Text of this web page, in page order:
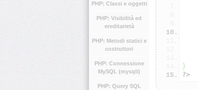
PHP: Classi e oggetti
PHP: Visibilità ed
ereditarietà
PHP: Metodi statici e
costruttori
PHP: Connessione
MySQL (mysqli)
PHP: Query SQL
}
?>